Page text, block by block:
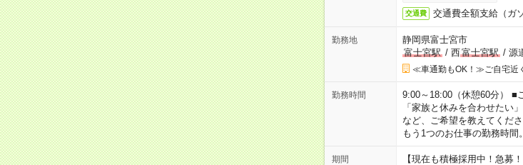
交通費 交通費全額支給（ガ
勤務地
静岡県富士宮市
富士宮駅/ 西富士宮駅/ 源
≪車通勤もOK！≫ご自宅近
勤務時間
9:00～18:00（休憩60分） ■
「家族と休みを合わせたい
など、ご希望を教えてくだ
もう1つのお仕事の勤務時間
期間 【現在も積極採用中！急募